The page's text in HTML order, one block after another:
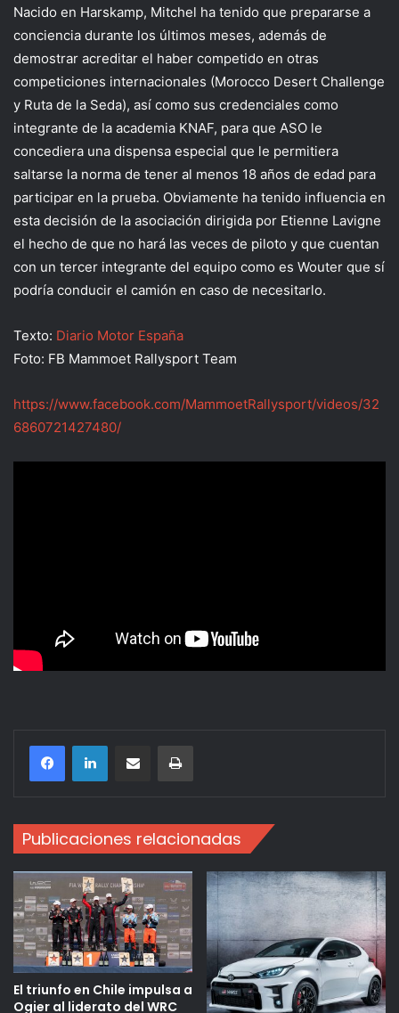
Nacido en Harskamp, Mitchel ha tenido que prepararse a
conciencia durante los últimos meses, además de
demostrar acreditar el haber competido en otras
competiciones internacionales (Morocco Desert Challenge
y Ruta de la Seda), así como sus credenciales como
integrante de la academia KNAF, para que ASO le
concediera una dispensa especial que le permitiera
saltarse la norma de tener al menos 18 años de edad para
participar en la prueba. Obviamente ha tenido influencia en
esta decisión de la asociación dirigida por Etienne Lavigne
el hecho de que no hará las veces de piloto y que cuentan
con un tercer integrante del equipo como es Wouter que sí
podría conducir el camión en caso de necesitarlo.
Texto: Diario Motor España
Foto: FB Mammoet Rallysport Team
https://www.facebook.com/MammoetRallysport/videos/32
6860721427480/
Compartir por correo electrónicoImprimir
Publicaciones relacionadas
El triunfo en Chile impulsa a
Ogier al liderato del WRC